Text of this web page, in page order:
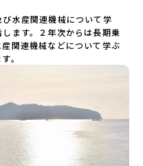
水産関連機械について学
ます。２年次からは長期乗
関連機械などについて学ぶ
。